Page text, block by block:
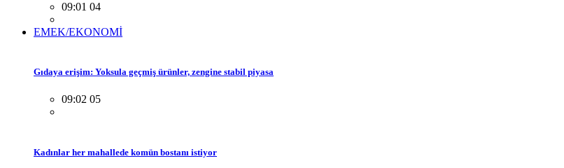
09:01 04
EMEK/EKONOMİ
Gıdaya erişim: Yoksula geçmiş ürünler, zengine stabil piyasa
09:02 05
Kadınlar her mahallede komün bostanı istiyor